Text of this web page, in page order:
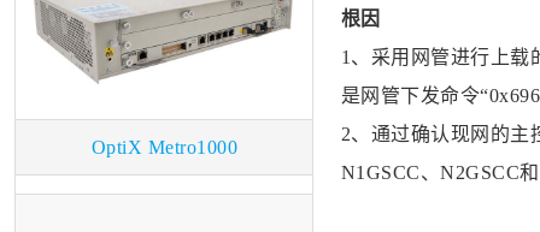
OptiX Metro1000
根因
1、采用网管进行上载
是网管下发命令
2、通过确认现网的主
N1GSCC、N2GSCC